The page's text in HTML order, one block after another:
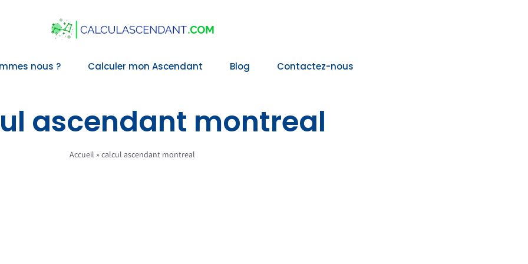
nous ? Calculer mon Ascendant Blog Contactez-nous
ascendant montreal
Accueil »calcul ascendant montreal